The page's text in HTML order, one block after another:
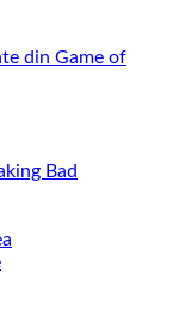
din Game of
Bad